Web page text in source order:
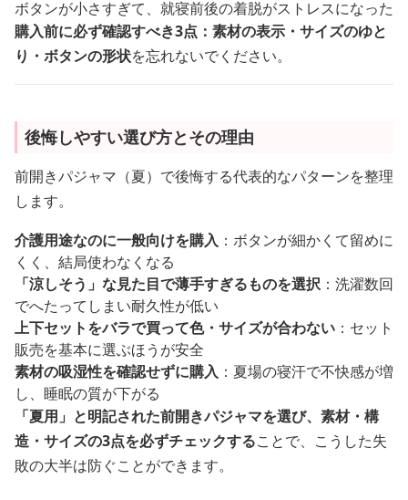
ボタンが小さすぎて、就寝前後の着脱がストレスになった
購入前に必ず確認すべき3点：素材の表示・サイズのゆと
り・ボタンの形状を忘れないでください。
後悔しやすい選び方とその理由
前開きパジャマ（夏）で後悔する代表的なパターンを整理
します。
介護用途なのに一般向けを購入 ：ボタンが細かくて留めに
くく、結局使わなくなる
「涼しそう」な見た目で薄手すぎるものを選択 ：洗濯数回
でへたってしまい耐久性が低い
上下セットをバラで買って色・サイズが合わない ：セット
販売を基本に選ぶほうが安全
素材の吸湿性を確認せずに購入 ：夏場の寝汗で不快感が増
し、睡眠の質が下がる
「夏用」と明記された前開きパジャマを選び、素材・構
造・サイズの3点を必ずチェックすることで、こうした失
敗の大半は防ぐことができます。